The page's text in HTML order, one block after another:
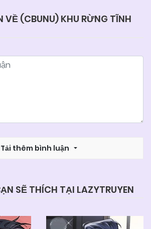
VỀ (CBUNU) KHU RỪNG TĨNH
Tải thêm bình luận
SẼ THÍCH TẠI LAZYTRUYEN